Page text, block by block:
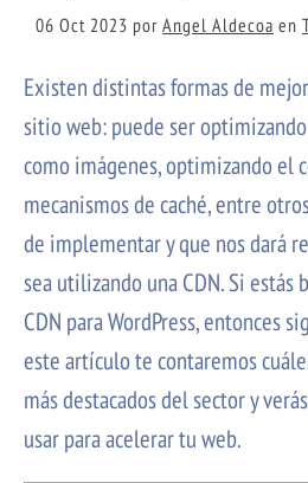
06 Oct 2023 por Angel Aldecoa en
Existen distintas formas de
sitio web: puede ser
como imágenes, optimizando el
mecanismos de caché, entre
de implementar y que nos dará
sea utilizando una CDN. Si estás
CDN para WordPress, entonces
este artículo te contaremos
más destacados del sector y
usar para acelerar tu web.